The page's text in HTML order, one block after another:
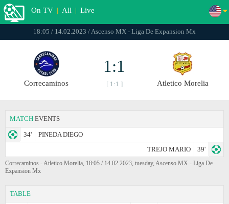
On TV | All | Live
18:05 / 14.02.2023 / Ascenso MX - Liga De Expansion Mx
Correcaminos
1:1
[ 1:1 ] Atletico Morelia
MATCH EVENTS
34'
PINEDA DIEGO
TREJO MARIO
39'
Correcaminos - Atletico Morelia, 18:05 / 14.02.2023, tuesday, Ascenso MX - Liga De
Expansion Mx
TABLE